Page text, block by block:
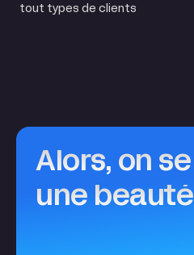
tout types de clients
Alors, on
une